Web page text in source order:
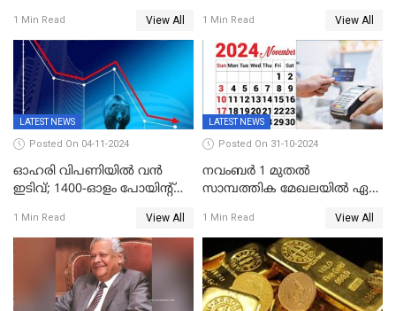
1 Min Read View All
സമാപനം,വൻ ഡിമാൻഡ്;
വിൽപന 30
ശതമാനത്തിലേക്ക് ഉയർത്തി
1 Min Read View All
LATEST NEWS
Posted On 04-11-2024
ഓഹരി വിപണിയിൽ വൻ
ഇടിവ്; 1400-ഓളം പോയിൻ്റ്
സെൻസെക്സ്;രൂപയുടെ
മൂല്യം വീണ്ടും റെക്കോര്‍ഡ്
താഴ്ചയില്‍
1 Min Read View All
LATEST NEWS
Posted On 31-10-2024
നവംബർ 1 മുതൽ
സാമ്പത്തിക മേഖലയിൽ ഏഴ്
ടിക്കറ്റ് ബുക്കിംഗ് മുതൽ
എൽപിജി വരെ...
1 Min Read View All